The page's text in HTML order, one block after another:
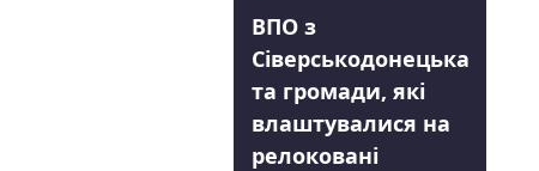
ВПО з
Сіверськодонецька
та громади, які
влаштувалися на
релоковані